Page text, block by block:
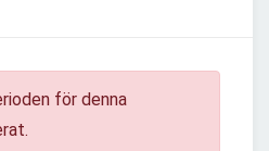
för denna